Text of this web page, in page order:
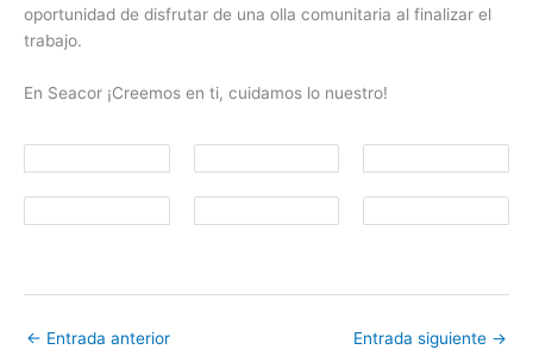
oportunidad de disfrutar de una olla comunitaria al finalizar el
trabajo.
En Seacor ¡Creemos en ti, cuidamos lo nuestro!
← Entrada anterior Entrada siguiente →